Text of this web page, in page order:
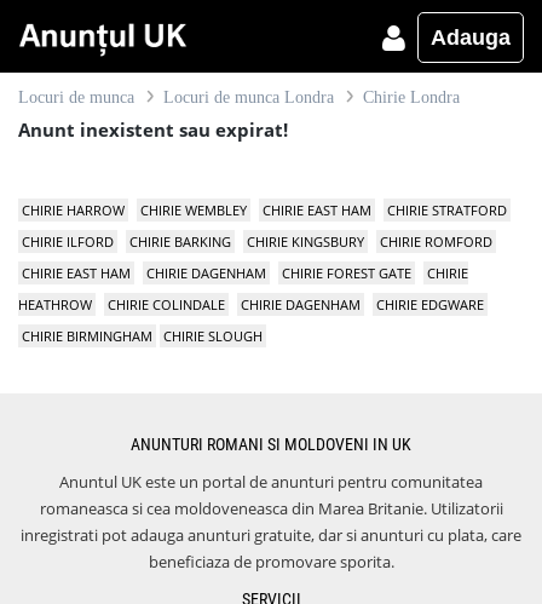
Adauga
Locuri de munca Locuri de munca Londra Chirie Londra
Anunt inexistent sau expirat!
CHIRIE HARROW CHIRIE WEMBLEY CHIRIE EAST HAM
CHIRIE STRATFORD
CHIRIE ILFORD
CHIRIE BARKING CHIRIE KINGSBURY
CHIRIE ROMFORD
CHIRIE EAST HAM
CHIRIE DAGENHAM CHIRIE FOREST GATE
CHIRIE
HEATHROW
CHIRIE COLINDALE CHIRIE DAGENHAM
CHIRIE EDGWARE
CHIRIE BIRMINGHAM
CHIRIE SLOUGH
ANUNTURI ROMANI SI MOLDOVENI IN UK
Anuntul UK este un portal de anunturi pentru comunitatea
romaneasca si cea moldoveneasca din Marea Britanie. Utilizatorii
inregistrati pot adauga anunturi gratuite, dar si anunturi cu plata, care
beneficiaza de promovare sporita.
SERVICII